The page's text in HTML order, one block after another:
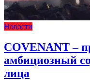
Новости
COVENANT –
амбициозный
лица